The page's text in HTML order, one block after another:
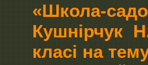
«Школа-
Кушнірчук
класі на